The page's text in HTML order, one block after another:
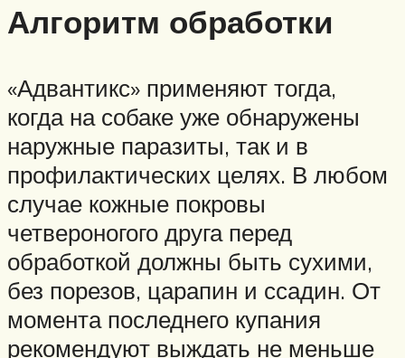
Алгоритм обработки
«Адвантикс» применяют тогда,
когда на собаке уже обнаружены
наружные паразиты, так и в
профилактических целях. В любом
случае кожные покровы
четвероногого друга перед
обработкой должны быть сухими,
без порезов, царапин и ссадин. От
момента последнего купания
рекомендуют выждать не меньше